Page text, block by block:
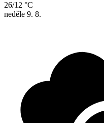
26/12 °C
neděle 9. 8.